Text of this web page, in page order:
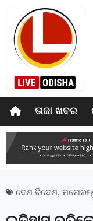
ତାଜା ଖବର
ଦେଶ ବିଦେଶ,